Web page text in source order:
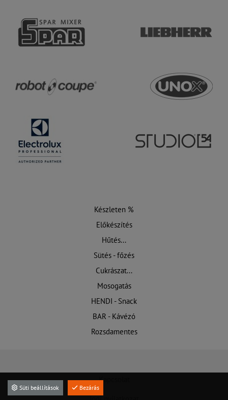
Készleten %
Előkészítés
Hűtés...
Sütés - főzés
Cukrászat...
Mosogatás
HENDI - Snack
BAR - Kávézó
Rozsdamentes
Kapcsolat
Süti beállítások Bezárás